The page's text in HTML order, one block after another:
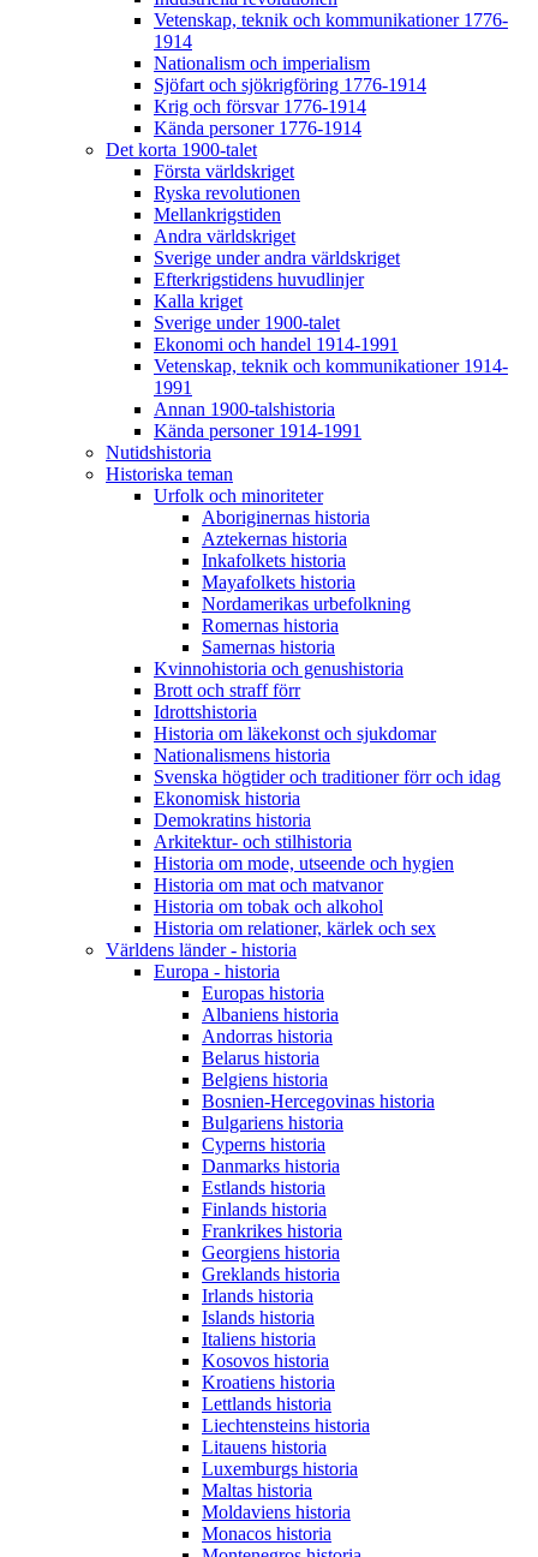
Vetenskap, teknik och kommunikationer 1776-
1914
Nationalism och imperialism
Sjöfart och sjökrigföring 1776-1914
Krig och försvar 1776-1914
Kända personer 1776-1914
Det korta 1900-talet
Första världskriget
Ryska revolutionen
Mellankrigstiden
Andra världskriget
Sverige under andra världskriget
Efterkrigstidens huvudlinjer
Kalla kriget
Sverige under 1900-talet
Ekonomi och handel 1914-1991
Vetenskap, teknik och kommunikationer 1914-
1991
Annan 1900-talshistoria
Kända personer 1914-1991
Nutidshistoria
Historiska teman
Urfolk och minoriteter
Aboriginernas historia
Aztekernas historia
Inkafolkets historia
Mayafolkets historia
Nordamerikas urbefolkning
Romernas historia
Samernas historia
Kvinnohistoria och genushistoria
Brott och straff förr
Idrottshistoria
Historia om läkekonst och sjukdomar
Nationalismens historia
Svenska högtider och traditioner förr och idag
Ekonomisk historia
Demokratins historia
Arkitektur- och stilhistoria
Historia om mode, utseende och hygien
Historia om mat och matvanor
Historia om tobak och alkohol
Historia om relationer, kärlek och sex
Världens länder - historia
Europa - historia
Europas historia
Albaniens historia
Andorras historia
Belarus historia
Belgiens historia
Bosnien-Hercegovinas historia
Bulgariens historia
Cyperns historia
Danmarks historia
Estlands historia
Finlands historia
Frankrikes historia
Georgiens historia
Greklands historia
Irlands historia
Islands historia
Italiens historia
Kosovos historia
Kroatiens historia
Lettlands historia
Liechtensteins historia
Litauens historia
Luxemburgs historia
Maltas historia
Moldaviens historia
Monacos historia